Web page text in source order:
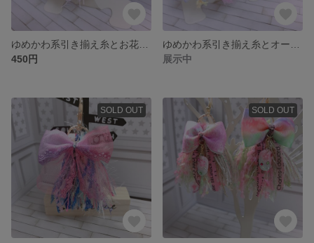
450円
展示中
SOLD OUT SOLD OUT